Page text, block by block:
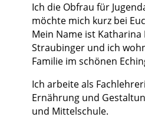
Ich die Obfrau für
möchte mich kurz bei
Mein Name ist
Straubinger und ich
Familie im schönen
Ich arbeite als
Ernährung und
und Mittelschule.